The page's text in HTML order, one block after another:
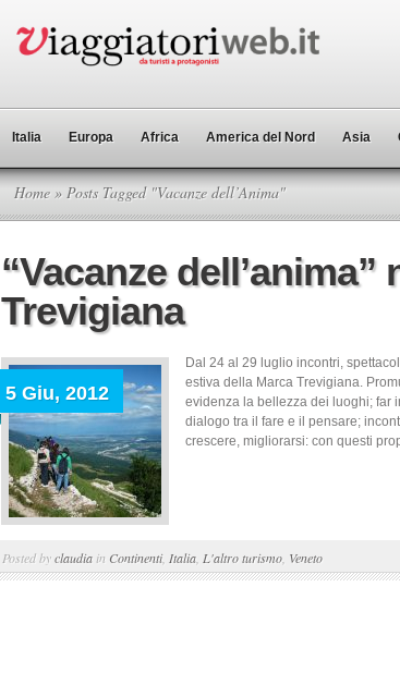
Italia Europa Africa America del Nord Asia
Home » Posts Tagged "Vacanze dell’Anima"
“Vacanze dell’anima”
Trevigiana
5 Giu, 2012
Dal 24 al 29 luglio incontri,
estiva della Marca Trevigiana.
evidenza la bellezza dei luoghi; far
dialogo tra il fare e il pensare;
crescere, migliorarsi: con questi
Posted byclaudia in Continenti, Italia L'altro turismo Veneto